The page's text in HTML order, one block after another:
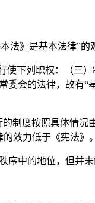
》是基本法律”的
列职权：（三
会的法律，故有
度按照具体情况
效力低于《宪法
中的地位，但并未